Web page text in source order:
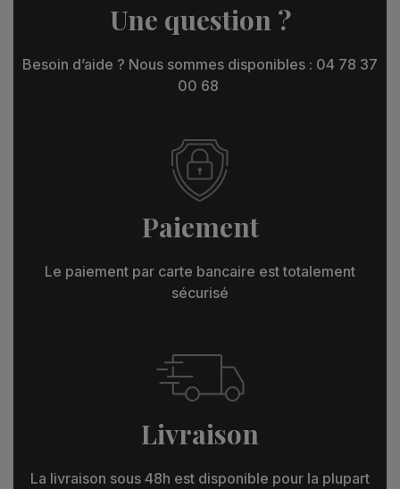
Une question ?
Besoin d’aide ? Nous sommes disponibles : 04 78 37
00 68
Paiement
Le paiement par carte bancaire est totalement
sécurisé
Livraison
La livraison sous 48h est disponible pour la plupart